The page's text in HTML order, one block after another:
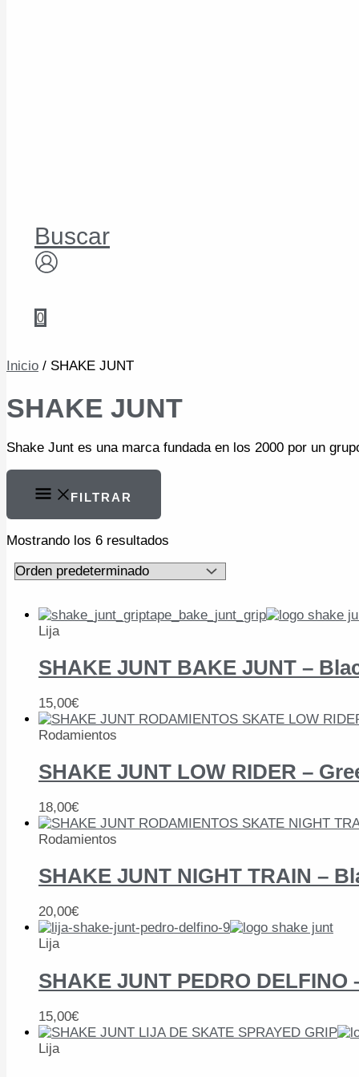
Buscar
0
Inicio / SHAKE JUNT
SHAKE JUNT
Shake Junt es una marca fundada en los 2000 por un
FILTRAR
Mostrando los 6 resultados
Lija
SHAKE JUNT BAKE JUNT –
15,00€
Rodamientos
SHAKE JUNT LOW RIDER –
18,00€
Rodamientos
SHAKE JUNT NIGHT TRAIN –
20,00€
Lija
SHAKE JUNT PEDRO DELFINO
15,00€
Lija